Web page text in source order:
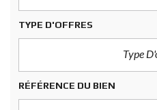
TYPE D'OFFRES
Type
RÉFÉRENCE DU BIEN